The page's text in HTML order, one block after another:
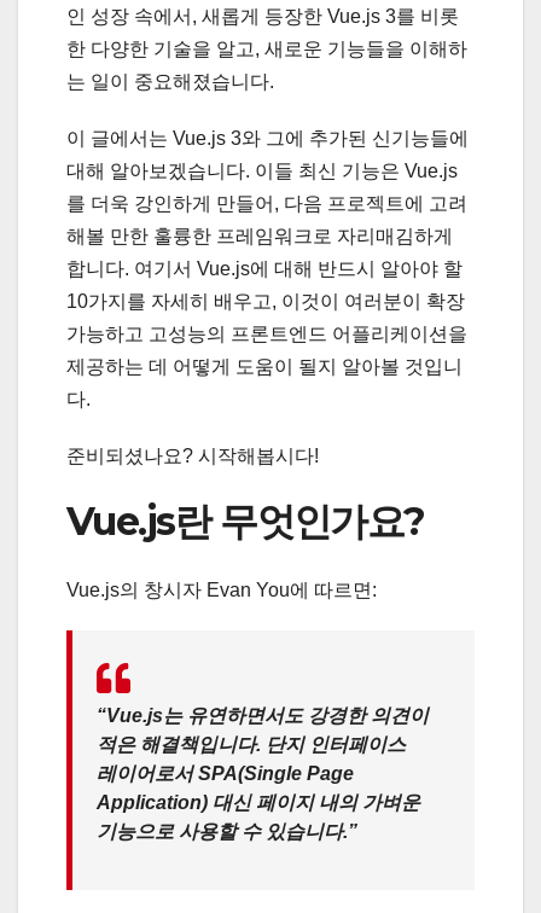
인 성장 속에서, 새롭게 등장한 Vue.js 3를 비롯
한 다양한 기술을 알고, 새로운 기능들을 이해하
는 일이 중요해졌습니다.
이 글에서는 Vue.js 3와 그에 추가된 신기능들에
대해 알아보겠습니다. 이들 최신 기능은 Vue.js
를 더욱 강인하게 만들어, 다음 프로젝트에 고려
해볼 만한 훌륭한 프레임워크로 자리매김하게
합니다. 여기서 Vue.js에 대해 반드시 알아야 할
10가지를 자세히 배우고, 이것이 여러분이 확장
가능하고 고성능의 프론트엔드 어플리케이션을
제공하는 데 어떻게 도움이 될지 알아볼 것입니
다.
준비되셨나요? 시작해봅시다!
Vue.js란 무엇인가요?
Vue.js의 창시자 Evan You에 따르면:
“Vue.js는 유연하면서도 강경한 의견이
적은 해결책입니다. 단지 인터페이스
레이어로서 SPA(Single Page
Application) 대신 페이지 내의 가벼운
기능으로 사용할 수 있습니다.”